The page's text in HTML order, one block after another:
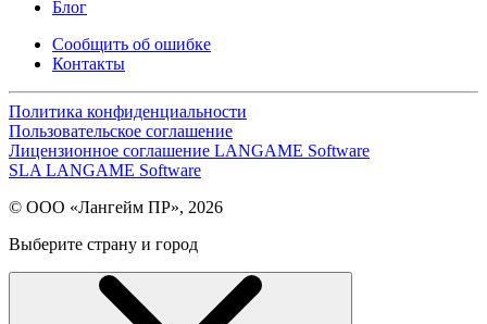
Блог
Сообщить об ошибке
Контакты
Политика конфиденциальности
Пользовательское соглашение
Лицензионное соглашение LANGAME Software
SLA LANGAME Software
© ООО «Лангейм ПР», 2026
Выберите страну и город